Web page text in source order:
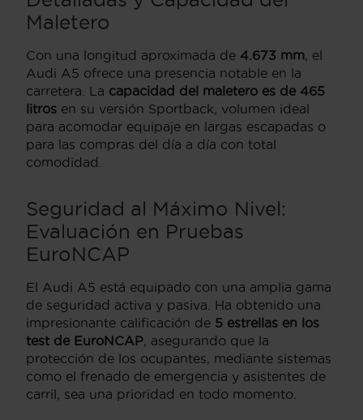
Maletero
Con una longitud aproximada de 4.673 mm , el
Audi A5 ofrece una presencia notable en la
carretera. La capacidad del maletero es de 465
litros en su versión Sportback, volumen ideal
para acomodar equipaje en largas escapadas o
para las compras del día a día con total
comodidad.
Seguridad al Máximo Nivel:
Evaluación en Pruebas
EuroNCAP
El Audi A5 está equipado con una amplia gama
de seguridad activa y pasiva. Ha obtenido una
impresionante calificación de 5 estrellas en los
test de EuroNCAP , asegurando que la
protección de los ocupantes, mediante sistemas
como el frenado de emergencia y asistentes de
carril, sea una prioridad en todo momento.